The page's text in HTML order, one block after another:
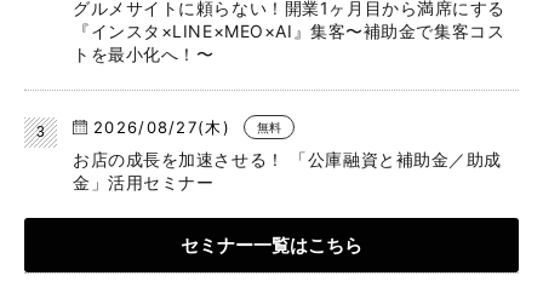
グルメサイトに頼らない！開業1ヶ月目から満席にする
『インスタ×LINE×MEO×AI』集客〜補助金で集客コス
トを最小化へ！〜
2026/08/27(木) 無料
お店の成長を加速させる！ 「公庫融資と補助金／助成
金」活用セミナー
セミナー一覧はこちら